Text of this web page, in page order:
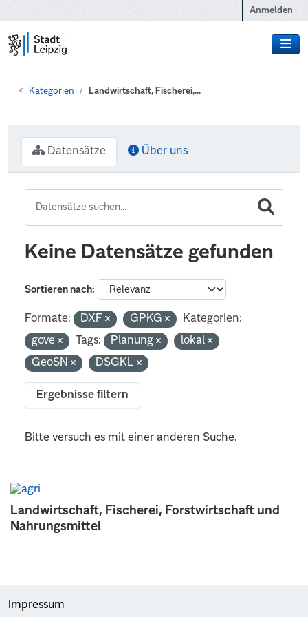
Anmelden
Kategorien Landwirtschaft, Fischerei,...
Landwirtschaft, Fischerei, Forstwirtschaft und
Nahrungsmittel
Datensätze Über uns
Keine Datensätze gefunden
Sortieren nach
Formate: DXF GPKG
Kategorien:
gove
Tags: Planung
lokal
GeoSN
DSGKL
Ergebnisse filtern
Bitte versuch es mit einer anderen Suche.
Impressum